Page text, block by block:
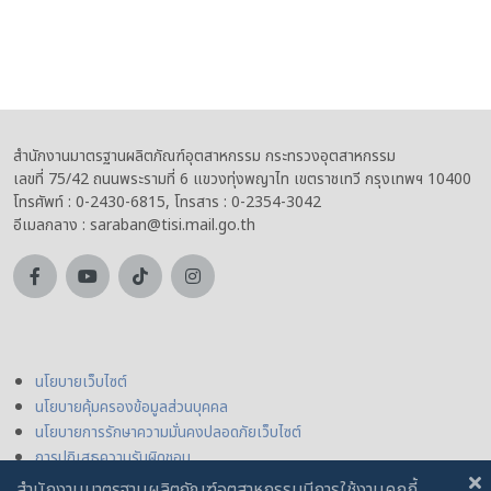
สำนักงานมาตรฐานผลิตภัณฑ์อุตสาหกรรม กระทรวงอุตสาหกรรม
เลขที่ 75/42 ถนนพระรามที่ 6 แขวงทุ่งพญาไท เขตราชเทวี กรุงเทพฯ 10400
โทรศัพท์ : 0-2430-6815, โทรสาร : 0-2354-3042
อีเมลกลาง : saraban@tisi.mail.go.th
นโยบายเว็บไซต์
นโยบายคุ้มครองข้อมูลส่วนบุคคล
นโยบายการรักษาความมั่นคงปลอดภัยเว็บไซต์
การปฏิเสธความรับผิดชอบ